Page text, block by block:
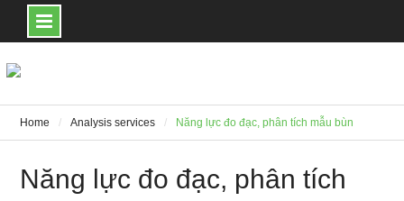
to
content
Home Analysis services Năng lực đo đạc, phân tích mẫu bùn
Năng lực đo đạc, phân tích